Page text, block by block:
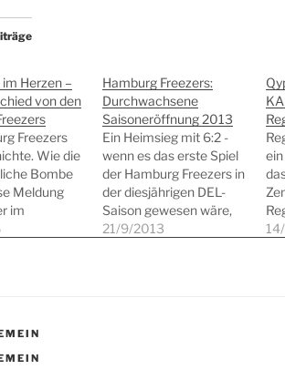
Herzen –
von den
Freezers
Wie die
Bombe
Meldung
im
ein. Wer
sind wir alle
Heimspiel
Hamburg Freezers:
Durchwachsene
Saisoneröffnung 2013
Ein Heimsieg mit 6:2 -
wenn es das erste Spiel
der Hamburg Freezers in
der diesjährigen DEL-
Saison gewesen wäre,
ein perfekter Auftakt.
21/9/2013